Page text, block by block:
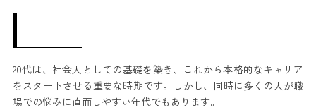
20代は、社会人としての基礎を築き、これから本格的なキャリア
をスタートさせる重要な時期です。しかし、同時に多くの人が職
場での悩みに直面しやすい年代でもあります。